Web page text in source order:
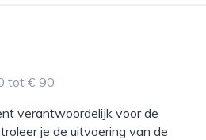
tot € 90
verantwoordelijk voor de
je de uitvoering van de